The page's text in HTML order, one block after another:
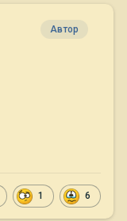
Автор
1 6